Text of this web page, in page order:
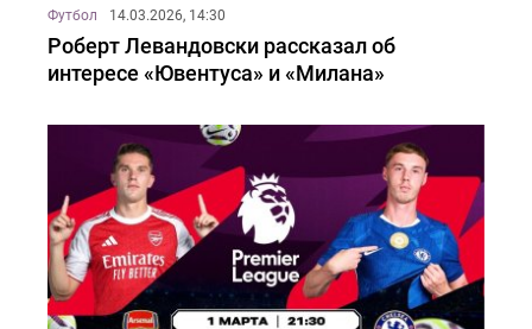
Футбол 14.03.2026, 14:30
Роберт Левандовски рассказал об
интересе «Ювентуса» и «Милана»